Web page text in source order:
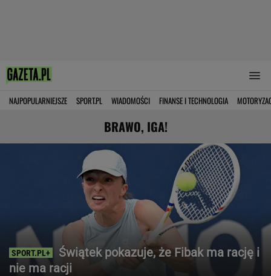
NAJPOPULARNIEJSZE SPORT.PL WIADOMOŚCI FINANSE I TECHNOLOGIA
BRAWO, IGA!
Świątek pokazuje, że Fibak ma rację i
nie ma racji